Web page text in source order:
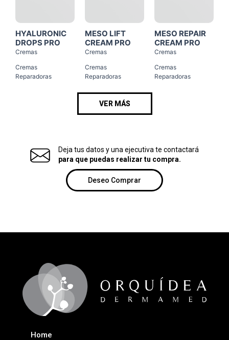
HYALURONIC
DROPS PRO
Cremas
Cremas
Reparadoras
MESO LIFT
CREAM PRO
Cremas
Cremas
Reparadoras
MESO REPAIR
CREAM PRO
Cremas
Cremas
Reparadoras
VER MÁS
Deja tus datos y una ejecutiva te contactará
para que puedas realizar tu compra.
Deseo Comprar
Home